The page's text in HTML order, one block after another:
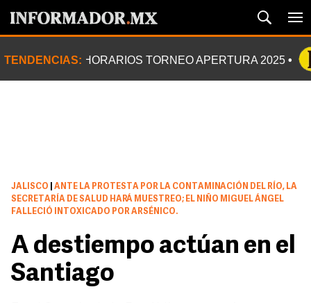
TENDENCIAS: HORARIOS TORNEO APERTURA 2025
JALISCO
ANTE LA PROTESTA POR LA CONTAMINACIÓN DEL RÍO, LA
SECRETARÍA DE SALUD HARÁ MUESTREO; EL NIÑO MIGUEL ÁNGEL
FALLECIÓ INTOXICADO POR ARSÉNICO.
A destiempo actúan en el
Santiago